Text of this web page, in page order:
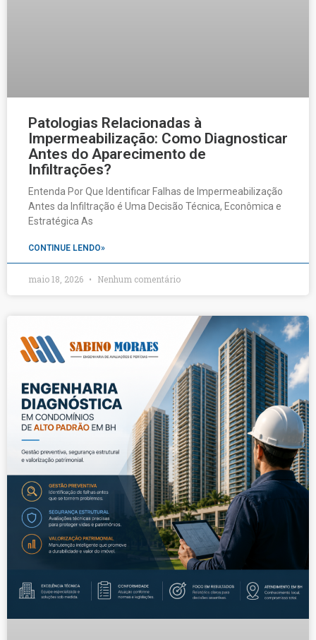
Patologias Relacionadas à
Impermeabilização: Como Diagnosticar
Antes do Aparecimento de
Infiltrações?
Entenda Por Que Identificar Falhas de Impermeabilização
Antes da Infiltração é Uma Decisão Técnica, Econômica e
Estratégica As
CONTINUE LENDO»
maio 18, 2026 Nenhum comentário